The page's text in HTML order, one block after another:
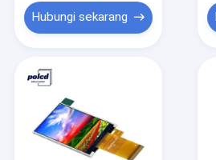
Hubungi sekarang